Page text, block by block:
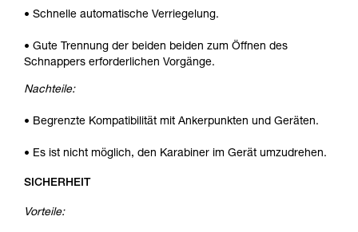
• Schnelle automatische Verriegelung.
• Gute Trennung der beiden beiden zum Öffnen des
Schnappers erforderlichen Vorgänge.
Nachteile:
• Begrenzte Kompatibilität mit Ankerpunkten und Geräten.
• Es ist nicht möglich, den Karabiner im Gerät umzudrehen.
SICHERHEIT
Vorteile: